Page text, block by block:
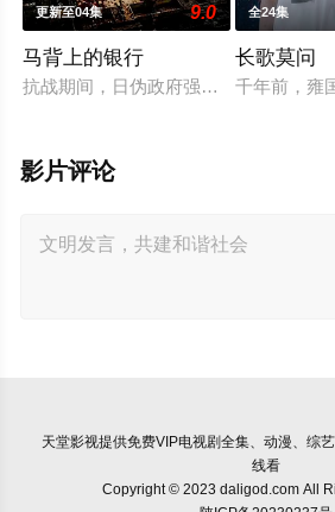
更新至04集 9.0
马背上的银行
抗战期间，日伪政府强行推广、使用由
全24集
长歌莫问
千年前，雍
影片评论
天堂影视提供免费VIP电视剧全集、动漫、综
线看
Copyright © 2023 daligod.com All